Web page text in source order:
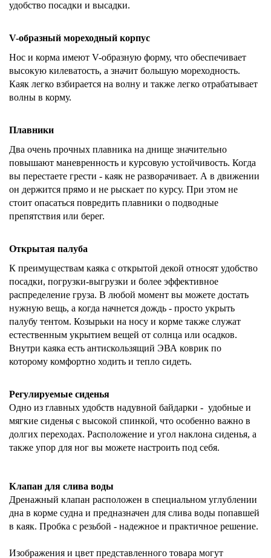
удобство посадки и высадки.
V-образный мореходный корпус
Нос и корма имеют V-образную форму, что обеспечивает
высокую килеватость, а значит большую мореходность.
Каяк легко взбирается на волну и также легко отрабатывает
волны в корму.
Плавники
Два очень прочных плавника на днище значительно
повышают маневренность и курсовую устойчивость. Когда
вы перестаете грести - каяк не разворачивает. А в движении
он держится прямо и не рыскает по курсу. При этом не
стоит опасаться повредить плавники о подводные
препятствия или берег.
Открытая палуба
К преимуществам каяка с открытой декой относят удобство
посадки, погрузки-выгрузки и более эффективное
распределение груза. В любой момент вы можете достать
нужную вещь, а когда начнется дождь - просто укрыть
палубу тентом. Козырьки на носу и корме также служат
естественным укрытием вещей от солнца или осадков.
Внутри каяка есть антискользящий ЭВА коврик по
которому комфортно ходить и тепло сидеть.
Регулируемые сиденья
Одно из главных удобств надувной байдарки - удобные и
мягкие сиденья с высокой спинкой, что особенно важно в
долгих переходах. Расположение и угол наклона сиденья, а
также упор для ног вы можете настроить под себя.
Клапан для слива воды
Дренажный клапан расположен в специальном углублении
дна в корме судна и предназначен для слива воды попавшей
в каяк. Пробка с резьбой - надежное и практичное решение.
Изображения и цвет представленного товара могут